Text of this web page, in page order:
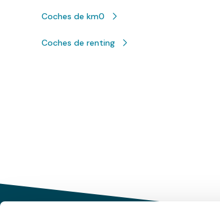
Coches de km0
Coches de renting